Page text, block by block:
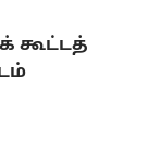
கூட்டத்